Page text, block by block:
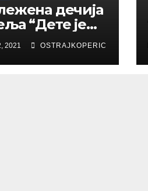
дечија
“Дете је
да га волите
2021 OSTRAJKOPERIC